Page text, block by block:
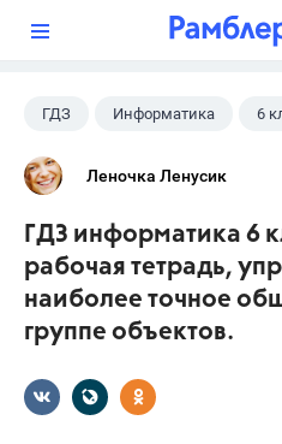
ГДЗ Информатика 6
Леночка Ленусик
ГДЗ информатика 6
рабочая тетрадь,
наиболее точное
группе объектов.